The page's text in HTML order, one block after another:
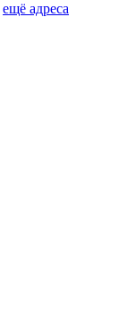
ещё адреса